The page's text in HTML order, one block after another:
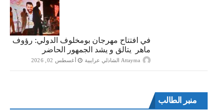
في افتتاح مهرجان بومخلوف الدولي: رؤوف
ماهر يتالق و يشد الجمهور الحاضر
Attayma الشاذلي عرايبية أغسطس 02, 2026
منبر الطالب